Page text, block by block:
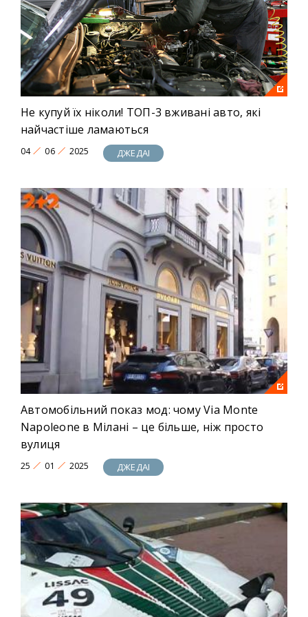
унікальних новин! Це ДЖЕДAI!
Не купуй їх ніколи! ТОП-3 вживані авто, які
найчастіше ламаються
04 06 2025 ДЖЕДАІ
Автомобільний показ мод: чому Via Monte
Napoleone в Мілані – це більше, ніж просто
вулиця
25 01 2025 ДЖЕДАІ